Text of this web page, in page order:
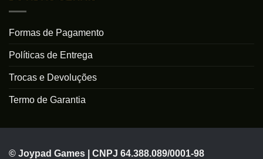
Formas de Pagamento
Políticas de Entrega
Trocas e Devoluções
Termo de Garantia
© Joypad Games | CNPJ 64.388.089/0001-98